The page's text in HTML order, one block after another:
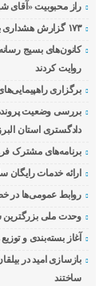
راز محبوبیت «آقای
۱۷۳ گزارش هشداری به دستگاه های اجرایی در خصوص ترک فعل ها
روایت کردند
برگزاری
بررسی وضعیت
دادگستری استان البرز
برنامه‌های مشترک
ارائه خدمات رایگان سلامت به
روابط عمومی‌ها در
وحدت ملی بزرگترین
آغاز بسته‌بندی و
بازسازی امید در
ساختند